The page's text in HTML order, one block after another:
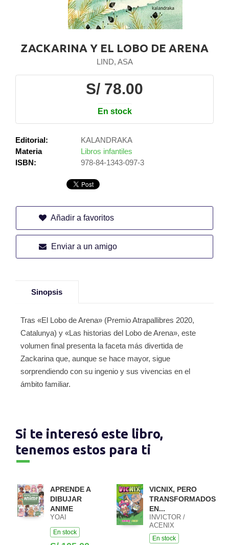
ZACKARINA Y EL LOBO DE ARENA
LIND, ASA
S/ 78.00
En stock
Editorial:
KALANDRAKA
Materia
Libros infantiles
ISBN:
978-84-1343-097-3
Añadir a favoritos
Enviar a un amigo
Sinopsis
Tras «El Lobo de Arena» (Premio Atrapallibres 2020,
Catalunya) y «Las historias del Lobo de Arena», este
volumen final presenta la faceta más divertida de
Zackarina que, aunque se hace mayor, sigue
sorprendiendo con su ingenio y sus vivencias en el
ámbito familiar.
Si te interesó este libro,
tenemos estos para ti
APRENDE A
DIBUJAR
ANIME
YOAI
En stock
VICNIX, PERO
TRANSFORMADOS
EN...
INVICTOR /
ACENIX
En stock